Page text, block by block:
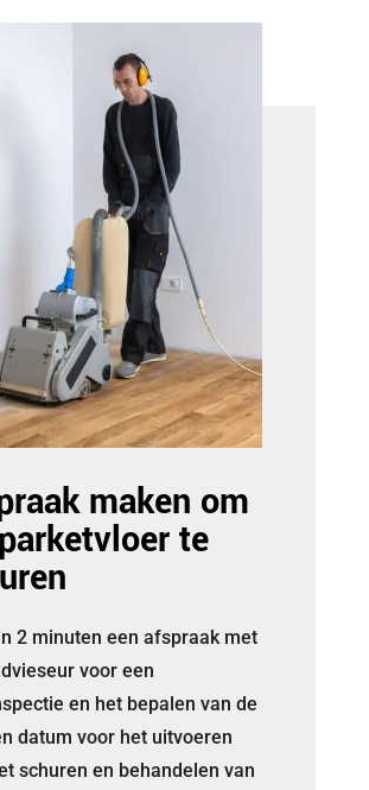
maken om
te
2 minuten een afspraak met
voor een
en het bepalen van de
datum voor het uitvoeren
schuren en behandelen van